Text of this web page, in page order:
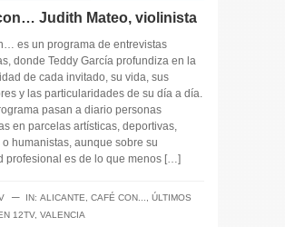
Judith Mateo, violinista
es un programa de entrevistas
donde Teddy García profundiza en la
de cada invitado, su vida, sus
y las particularidades de su día a día.
pasan a diario personas
en parcelas artísticas, deportivas,
humanistas, aunque sobre su
profesional es de lo que menos […]
─ IN: ALICANTE, CAFÉ CON..., ÚLTIMOS
12TV, VALENCIA